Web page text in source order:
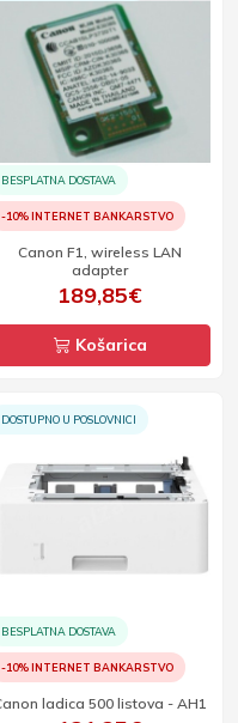
BESPLATNA DOSTAVA
-10% INTERNET BANKARSTVO
Canon F1, wireless LAN
adapter
189,85€
Košarica
DOSTUPNO U POSLOVNICI
BESPLATNA DOSTAVA
-10% INTERNET BANKARSTVO
Canon ladica 500 listova - AH1